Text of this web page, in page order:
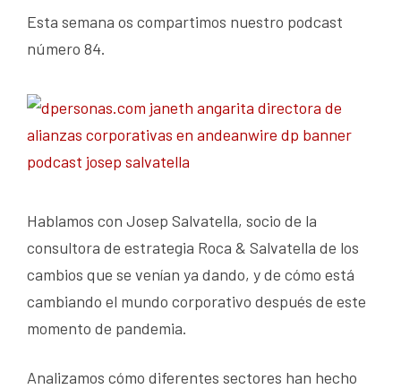
Esta semana os compartimos nuestro podcast
número 84.
Hablamos con Josep Salvatella, socio de la
consultora de estrategia Roca & Salvatella de los
cambios que se venían ya dando, y de cómo está
cambiando el mundo corporativo después de este
momento de pandemia.
Analizamos cómo diferentes sectores han hecho